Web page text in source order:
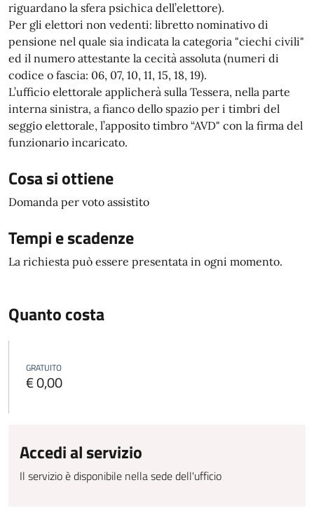
riguardano la sfera psichica dell’elettore).
Per gli elettori non vedenti: libretto nominativo di
pensione nel quale sia indicata la categoria "ciechi civili"
ed il numero attestante la cecità assoluta (numeri di
codice o fascia: 06, 07, 10, 11, 15, 18, 19).
L’ufficio elettorale applicherà sulla Tessera, nella parte
interna sinistra, a fianco dello spazio per i timbri del
seggio elettorale, l’apposito timbro “AVD" con la firma del
funzionario incaricato.
Cosa si ottiene
Domanda per voto assistito
Tempi e scadenze
La richiesta può essere presentata in ogni momento.
Quanto costa
GRATUITO
€ 0,00
Accedi al servizio
Il servizio è disponibile nella sede dell'ufficio